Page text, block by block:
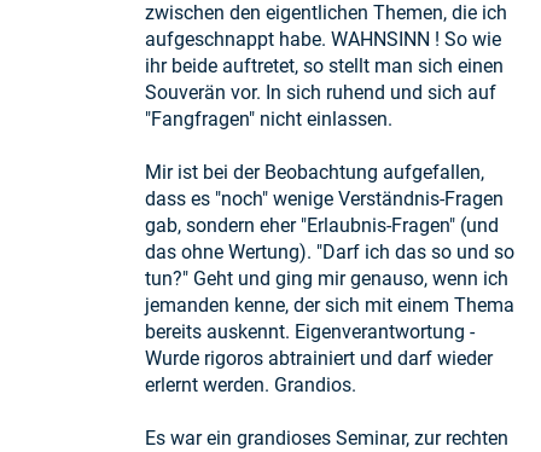
zwischen den eigentlichen Themen, die ich
aufgeschnappt habe. WAHNSINN ! So wie
ihr beide auftretet, so stellt man sich einen
Souverän vor. In sich ruhend und sich auf
"Fangfragen" nicht einlassen.
Mir ist bei der Beobachtung aufgefallen,
dass es "noch" wenige Verständnis-Fragen
gab, sondern eher "Erlaubnis-Fragen" (und
das ohne Wertung). "Darf ich das so und so
tun?" Geht und ging mir genauso, wenn ich
jemanden kenne, der sich mit einem Thema
bereits auskennt. Eigenverantwortung -
Wurde rigoros abtrainiert und darf wieder
erlernt werden. Grandios.
Es war ein grandioses Seminar, zur rechten